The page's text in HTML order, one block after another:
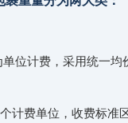
位计费，采用统一均
计费单位，收费标准